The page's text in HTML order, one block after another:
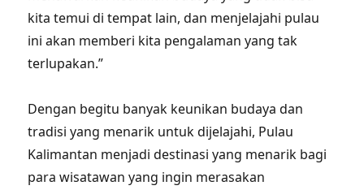
kita temui di tempat lain, dan menjelajahi pulau
ini akan memberi kita pengalaman yang tak
terlupakan.”
Dengan begitu banyak keunikan budaya dan
tradisi yang menarik untuk dijelajahi, Pulau
Kalimantan menjadi destinasi yang menarik bagi
para wisatawan yang ingin merasakan